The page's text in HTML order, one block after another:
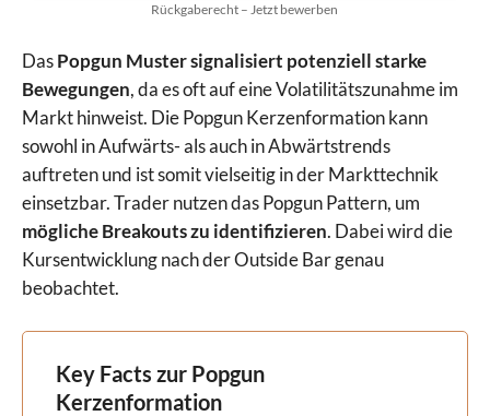
Rückgaberecht – Jetzt bewerben
DasPopgun Muster signalisiert potenziell starke
Bewegungen, da es oft auf eine Volatilitätszunahme im
Markt hinweist. Die Popgun Kerzenformation kann
sowohl in Aufwärts- als auch in Abwärtstrends
auftreten und ist somit vielseitig in der Markttechnik
einsetzbar. Trader nutzen das Popgun Pattern, um
mögliche Breakouts zu identifizieren. Dabei wird die
Kursentwicklung nach der Outside Bar genau
beobachtet.
Key Facts zur Popgun
Kerzenformation